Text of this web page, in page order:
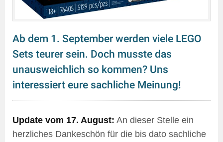
Ab dem 1. September werden viele LEGO
Sets teurer sein. Doch musste das
unausweichlich so kommen? Uns
interessiert eure sachliche Meinung!
Update vom 17. August: An dieser Stelle ein
herzliches Dankeschön für die bis dato sachliche